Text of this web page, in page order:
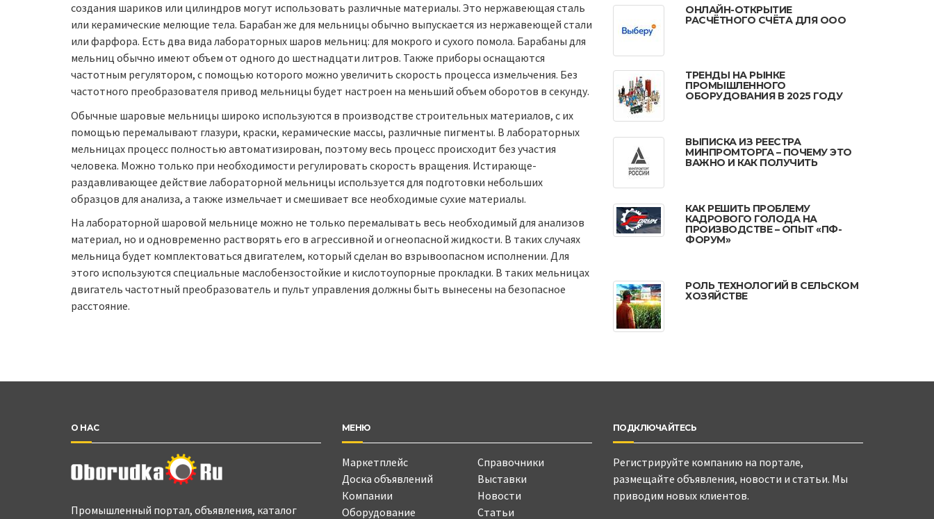
создания шариков или цилиндров могут использовать различные материалы. Это нержавеющая сталь
или керамические мелющие тела. Барабан же для мельницы обычно выпускается из нержавеющей стали
или фарфора. Есть два вида лабораторных шаров мельниц: для мокрого и сухого помола. Барабаны для
мельниц обычно имеют объем от одного до шестнадцати литров. Также приборы оснащаются
частотным регулятором, с помощью которого можно увеличить скорость процесса измельчения. Без
частотного преобразователя привод мельницы будет настроен на меньший объем оборотов в секунду.
Обычные шаровые мельницы широко используются в производстве строительных материалов, с их
помощью перемалывают глазури, краски, керамические массы, различные пигменты. В лабораторных
мельницах процесс полностью автоматизирован, поэтому весь процесс происходит без участия
человека. Можно только при необходимости регулировать скорость вращения. Истирающе-
раздавливающее действие лабораторной мельницы используется для подготовки небольших
образцов для анализа, а также измельчает и смешивает все необходимые сухие материалы.
На лабораторной шаровой мельнице можно не только перемалывать весь необходимый для анализов
материал, но и одновременно растворять его в агрессивной и огнеопасной жидкости. В таких случаях
мельница будет комплектоваться двигателем, который сделан во взрывоопасном исполнении. Для
этого используются специальные маслобензостойкие и кислотоупорные прокладки. В таких мельницах
двигатель частотный преобразователь и пульт управления должны быть вынесены на безопасное
расстояние.
ОНЛАЙН-ОТКРЫТИЕ
РАСЧЁТНОГО СЧЁТА ДЛЯ ООО
ТРЕНДЫ НА РЫНКЕ
ПРОМЫШЛЕННОГО
ОБОРУДОВАНИЯ В 2025 ГОДУ
ВЫПИСКА ИЗ РЕЕСТРА
МИНПРОМТОРГА – ПОЧЕМУ ЭТО
ВАЖНО И КАК ПОЛУЧИТЬ
КАК РЕШИТЬ ПРОБЛЕМУ
КАДРОВОГО ГОЛОДА НА
ПРОИЗВОДСТВЕ – ОПЫТ «ПФ-
ФОРУМ»
РОЛЬ ТЕХНОЛОГИЙ В СЕЛЬСКОМ
ХОЗЯЙСТВЕ
О НАС
Промышленный портал, объявления, каталог
МЕНЮ
Маркетплейс
Доска объявлений
Компании
Оборудование
Справочники
Выставки
Новости
Статьи
ПОДКЛЮЧАЙТЕСЬ
Регистрируйте компанию на портале,
размещайте объявления, новости и статьи. Мы
приводим новых клиентов.